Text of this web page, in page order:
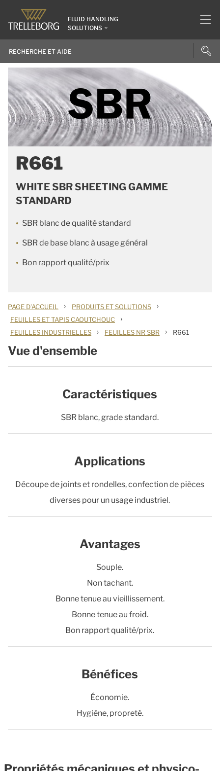
FLUID HANDLING
SOLUTIONS
R661
WHITE SBR SHEETING GAMME
STANDARD
SBR blanc de qualité standard
SBR de base blanc à usage général
Bon rapport qualité/prix
PAGE D'ACCUEIL › PRODUITS ET SOLUTIONS ›
FEUILLES ET TAPIS CAOUTCHOUC ›
FEUILLES INDUSTRIELLES › FEUILLES NR SBR › R661
Vue d'ensemble
Caractéristiques
SBR blanc, grade standard.
Applications
Découpe de joints et rondelles, confection de pièces
diverses pour un usage industriel.
Avantages
Souple.
Non tachant.
Bonne tenue au vieillissement.
Bonne tenue au froid.
Bon rapport qualité/prix.
Bénéfices
Économie.
Hygiène, propreté.